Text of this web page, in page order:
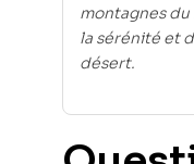
montagnes
la sérénité et
désert.